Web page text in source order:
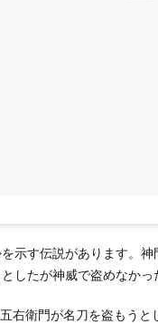
示す伝説があります。
したが神威で盗めなかっ
右衛門が名刀を盗もう